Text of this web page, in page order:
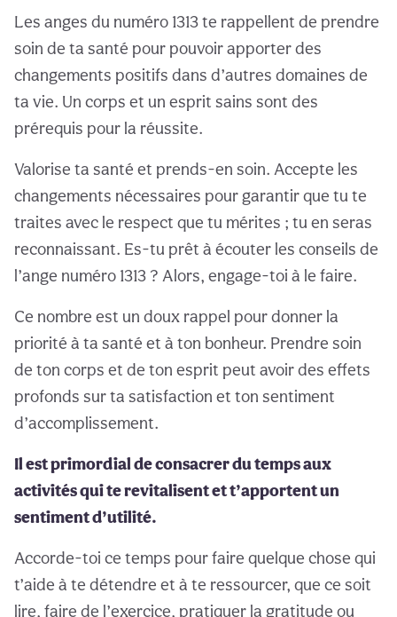
Les anges du numéro 1313 te rappellent de prendre
soin de ta santé pour pouvoir apporter des
changements positifs dans d’autres domaines de
ta vie. Un corps et un esprit sains sont des
prérequis pour la réussite.
Valorise ta santé et prends-en soin. Accepte les
changements nécessaires pour garantir que tu te
traites avec le respect que tu mérites ; tu en seras
reconnaissant. Es-tu prêt à écouter les conseils de
l’ange numéro 1313 ? Alors, engage-toi à le faire.
Ce nombre est un doux rappel pour donner la
priorité à ta santé et à ton bonheur. Prendre soin
de ton corps et de ton esprit peut avoir des effets
profonds sur ta satisfaction et ton sentiment
d’accomplissement.
Il est primordial de consacrer du temps aux
activités qui te revitalisent et t’apportent un
sentiment d’utilité.
Accorde-toi ce temps pour faire quelque chose qui
t’aide à te détendre et à te ressourcer, que ce soit
lire, faire de l’exercice, pratiquer la gratitude ou